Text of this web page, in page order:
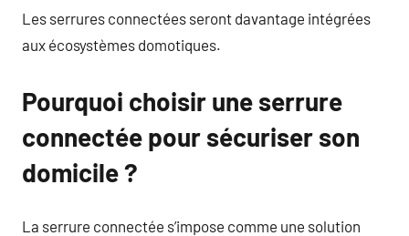
Les serrures connectées seront davantage intégrées
aux écosystèmes domotiques.
Pourquoi choisir une serrure
connectée pour sécuriser son
domicile ?
La serrure connectée s’impose comme une solution